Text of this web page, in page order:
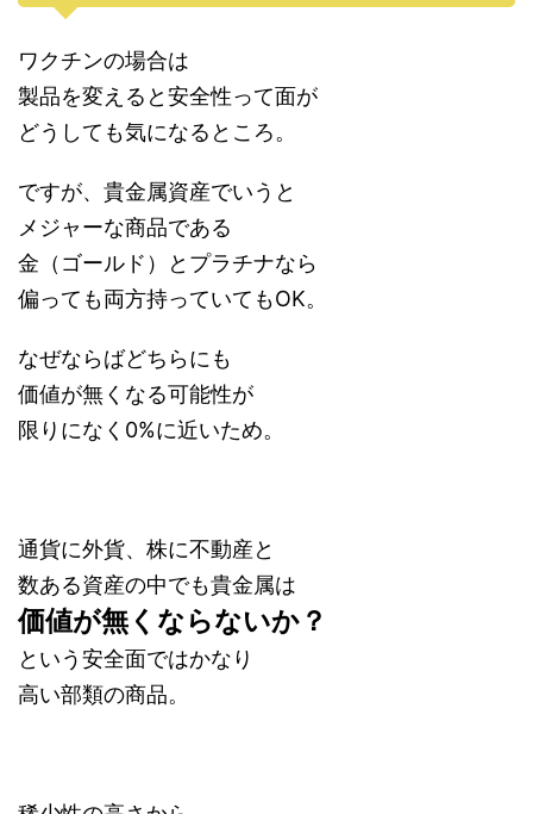
ワクチンの場合は
製品を変えると安全性って面が
どうしても気になるところ。
ですが、貴金属資産でいうと
メジャーな商品である
金（ゴールド）とプラチナなら
偏っても両方持っていてもOK。
なぜならばどちらにも
価値が無くなる可能性が
限りになく0%に近いため。
通貨に外貨、株に不動産と
数ある資産の中でも貴金属は
価値が無くならないか？
という安全面ではかなり
高い部類の商品。